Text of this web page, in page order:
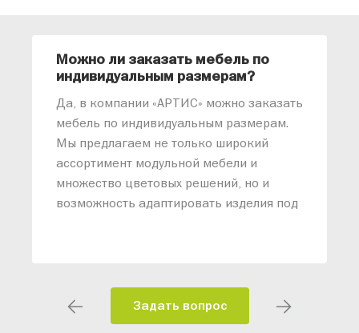
Можно ли заказать мебель по
индивидуальным размерам?
Да, в компании «АРТИС» можно заказать
мебель по индивидуальным размерам.
Мы предлагаем не только широкий
ассортимент модульной мебели и
множество цветовых решений, но и
возможность адаптировать изделия под
помещения и личные пожелания.
Благодаря современному
Задать вопрос